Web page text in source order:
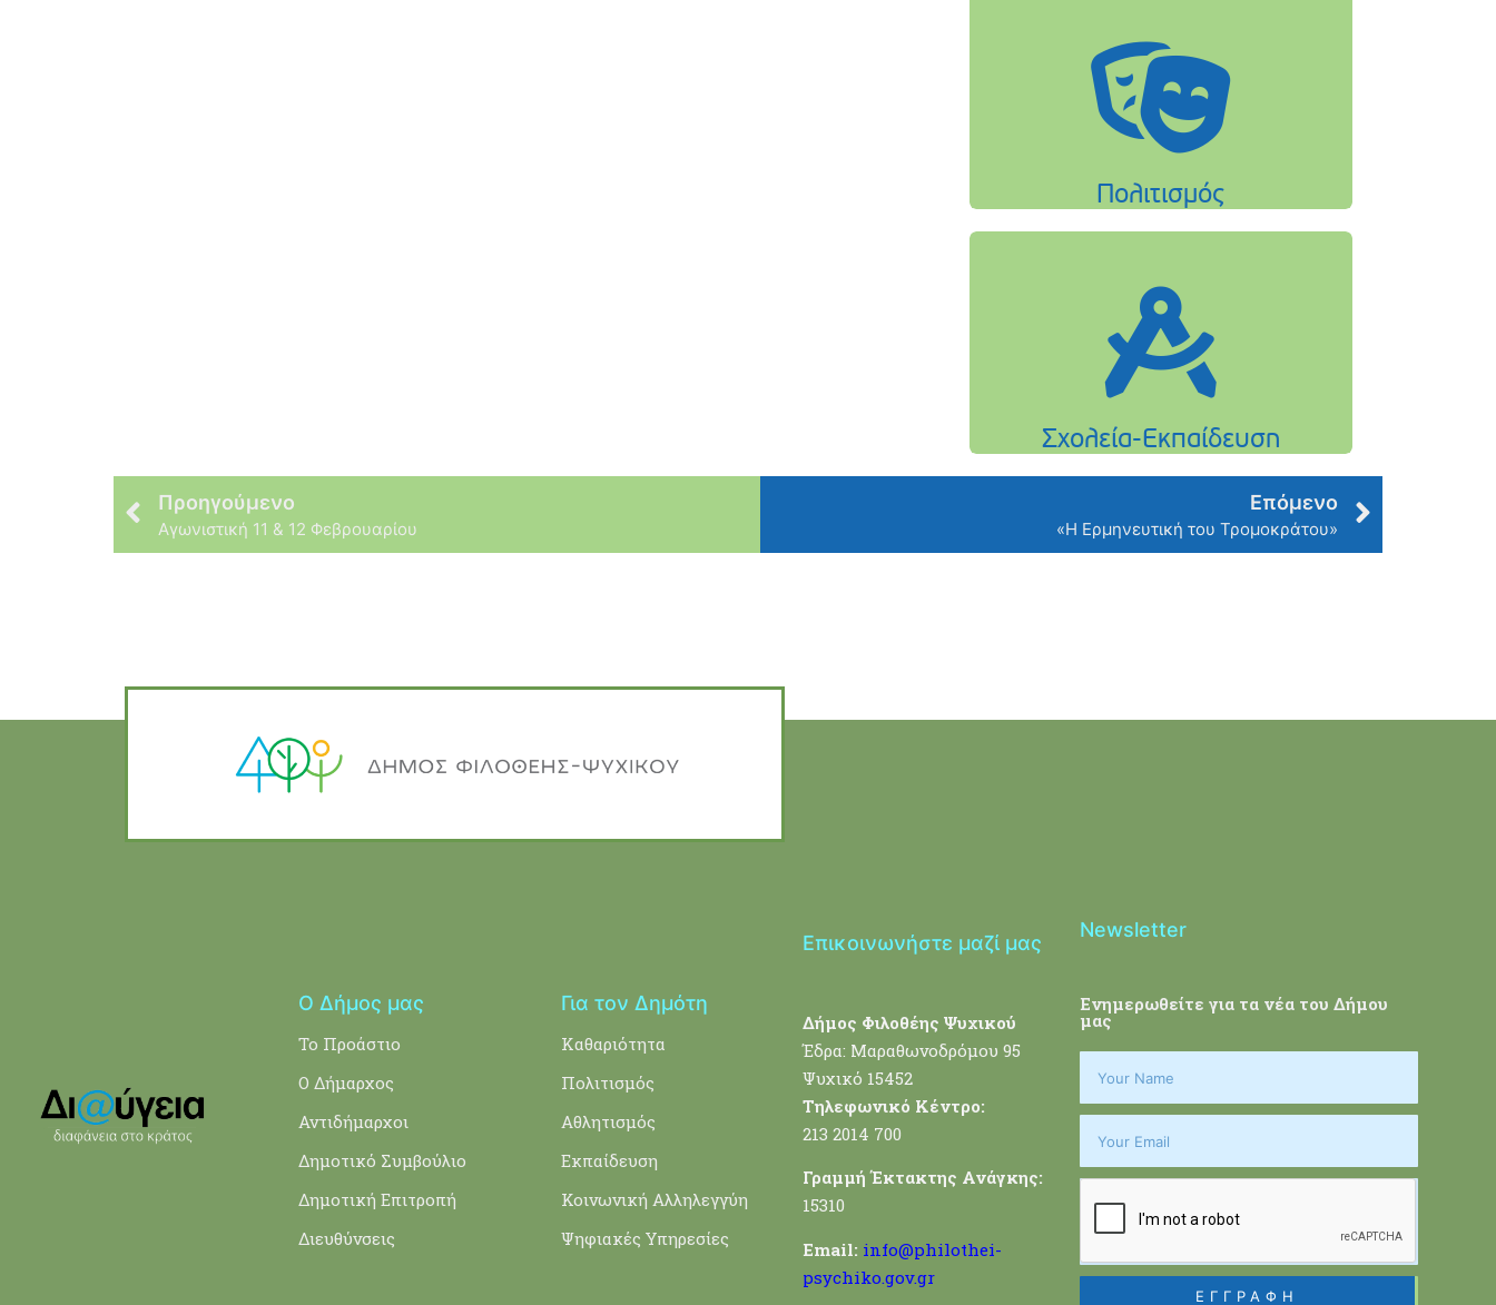
Προηγούμενο
Αγωνιστική 11 & 12 Φεβρουαρίου
Επόμενο
«Η Ερμηνευτική του Τρομοκράτου»
Ο Δήμος μας
Το Προάστιο
Ο Δήμαρχος
Αντιδήμαρχοι
Δημοτικό Συμβούλιο
Δημοτική Επιτροπή
Διευθύνσεις
Για τον Δημότη
Καθαριότητα
Πολιτισμός
Αθλητισμός
Εκπαίδευση
Κοινωνική Αλληλεγγύη
Ψηφιακές Υπηρεσίες
Επικοινωνήστε μαζί μας
Δήμος Φιλοθέης Ψυχικού
Έδρα: Μαραθωνοδρόμου 95
Ψυχικό 15452
Τηλεφωνικό Κέντρο:
213 2014 700
Γραμμή Έκτακτης Ανάγκης:
15310
Email: info@philothei-
psychiko.gov.gr
Newsletter
Ενημερωθείτε για τα νέα του Δήμου
μας
ΕΓΓΡΑΦΗ